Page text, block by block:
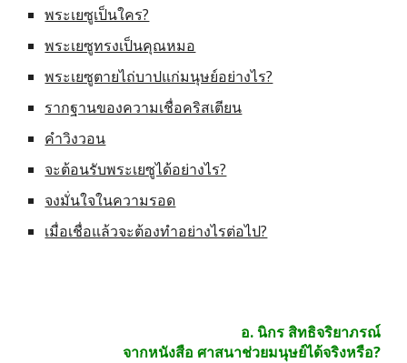
พระเยซูเป็นใคร?
พระเยซูทรงเป็นคุณหมอ
พระเยซูตายไถ่บาปแก่มนุษย์อย่างไร?
รากฐานของความเชื่อคริสเตียน
คำวิงวอน
จะต้อนรับพระเยซูได้อย่างไร?
จงมั่นใจในความรอด
เมื่อเชื่อแล้วจะต้องทำอย่างไรต่อไป?
อ. นิกร สิทธิจริยาภรณ์
จากหนังสือ ศาสนาช่วยมนุษย์ได้จริงหรือ?